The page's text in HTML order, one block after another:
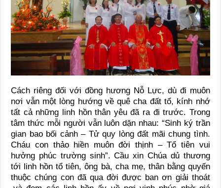
Cách riêng đối với đồng hương Nỗ Lực, dù đi muôn
nơi vẫn một lòng hướng về quê cha đất tổ, kính nhớ
tất cả những linh hồn thân yêu đã ra đi trước. Trong
tâm thức mỗi người vẫn luôn dặn nhau: “Sinh ký trần
gian bao bối cảnh – Tử quy lòng đất mãi chung tình.
Cháu con thảo hiền muôn đời thịnh – Tổ tiên vui
hưởng phúc trường sinh”. Cầu xin Chúa dủ thương
tới linh hồn tổ tiên, ông bà, cha mẹ, thân bằng quyến
thuộc chúng con đã qua đời được ban ơn giải thoát